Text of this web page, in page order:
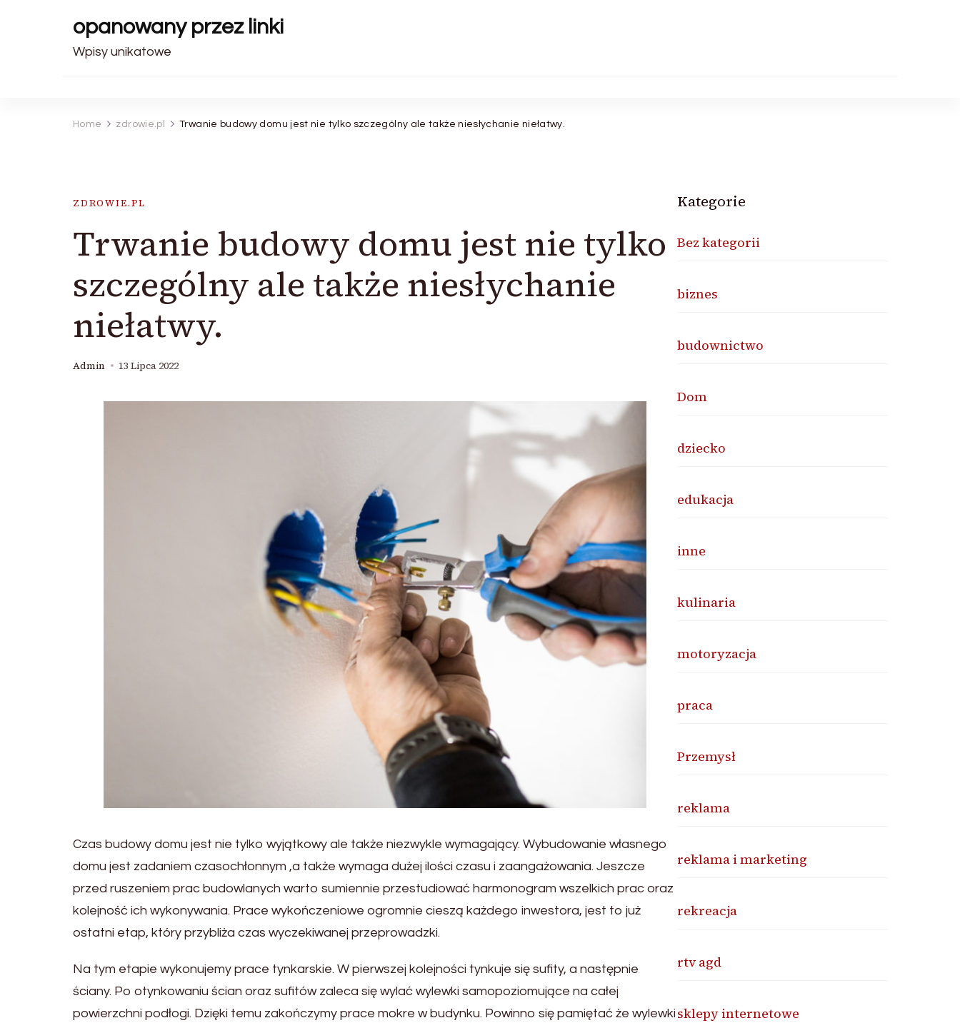
opanowany przez linki
Wpisy unikatowe
Home zdrowie.pl Trwanie budowy domu jest nie tylko szczególny ale także niesłychanie niełatwy.
ZDROWIE.PL
Trwanie budowy domu jest nie tylko
szczególny ale także niesłychanie
niełatwy.
Admin 13 Lipca 2022
Czas budowy domu jest nie tylko wyjątkowy ale także niezwykle wymagający. Wybudowanie własnego
domu jest zadaniem czasochłonnym ,a także wymaga dużej ilości czasu i zaangażowania. Jeszcze
przed ruszeniem prac budowlanych warto sumiennie przestudiować harmonogram wszelkich prac oraz
kolejność ich wykonywania. Prace wykończeniowe ogromnie cieszą każdego inwestora, jest to już
ostatni etap, który przybliża czas wyczekiwanej przeprowadzki.
Na tym etapie wykonujemy prace tynkarskie. W pierwszej kolejności tynkuje się sufity, a następnie
ściany. Po otynkowaniu ścian oraz sufitów zaleca się wylać wylewki samopoziomujące na całej
powierzchni podłogi. Dzięki temu zakończymy prace mokre w budynku. Powinno się pamiętać że wylewki
Kategorie
Bez kategorii
biznes
budownictwo
Dom
dziecko
edukacja
inne
kulinaria
motoryzacja
praca
Przemysł
reklama
reklama i marketing
rekreacja
rtv agd
sklepy internetowe